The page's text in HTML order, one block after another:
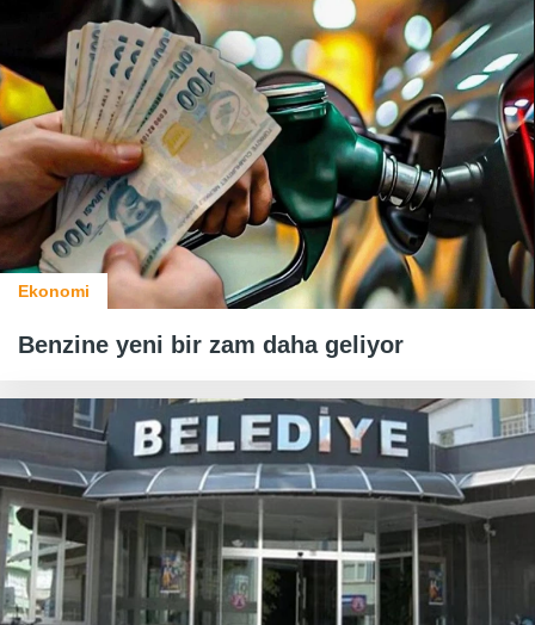
Ekonomi
Benzine yeni bir zam daha geliyor